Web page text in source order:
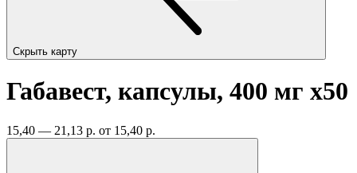
Скрыть карту
Габавест, капсулы, 400 мг x50
15,40 — 21,13 р. от 15,40 р.